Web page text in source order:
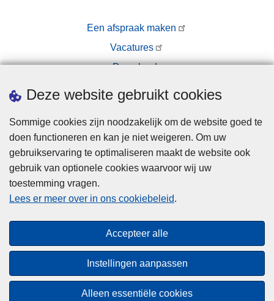
Deze website gebruikt cookies
Sommige cookies zijn noodzakelijk om de website goed te
doen functioneren en kan je niet weigeren. Om uw
gebruikservaring te optimaliseren maakt de website ook
gebruik van optionele cookies waarvoor wij uw
toestemming vragen.
Lees er meer over in ons cookiebeleid.
Accepteer alle
Instellingen aanpassen
Alleen essentiële cookies
Een afspraak maken
Vacatures
Downloads
Privacy
Cookies
Toegankelijkheid
© 2026 Politie.be